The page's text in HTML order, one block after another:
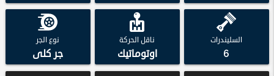
السليندرات
6
ناقل الحركة
اوتوماتيك
نوع الجر
جر كلى